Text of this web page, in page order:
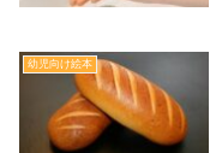
幼児向け絵本